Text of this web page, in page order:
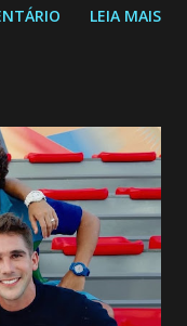
06/26 a 14/06/26
ser o tipo de
a vida. Camila
seria o
lo. Manuel avisa a
com Joana.
suspeitas pelo
LEIA MAIS